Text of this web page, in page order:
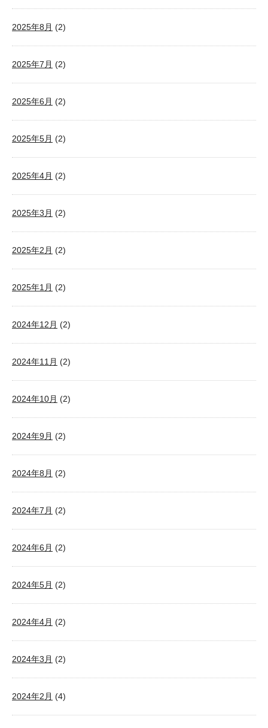
2025年8月 (2)
2025年7月 (2)
2025年6月 (2)
2025年5月 (2)
2025年4月 (2)
2025年3月 (2)
2025年2月 (2)
2025年1月 (2)
2024年12月 (2)
2024年11月 (2)
2024年10月 (2)
2024年9月 (2)
2024年8月 (2)
2024年7月 (2)
2024年6月 (2)
2024年5月 (2)
2024年4月 (2)
2024年3月 (2)
2024年2月 (4)